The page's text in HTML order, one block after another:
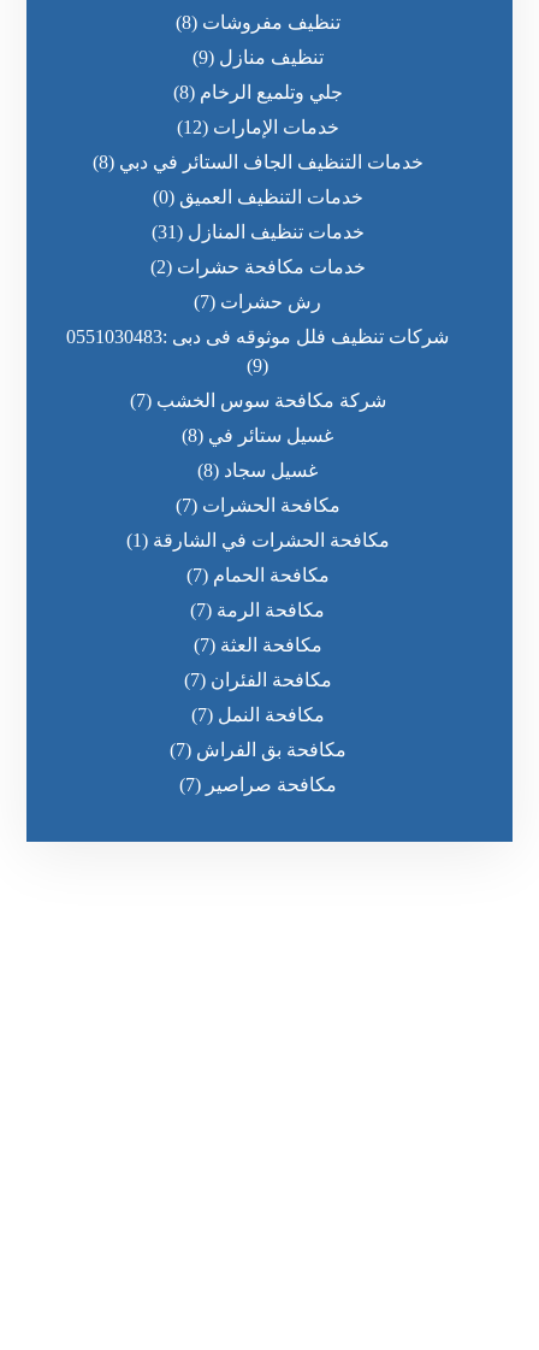
تنظيف مفروشات (8)
تنظيف منازل (9)
جلي وتلميع الرخام (8)
خدمات الإمارات (12)
خدمات التنظيف الجاف الستائر في دبي (8)
خدمات التنظيف العميق (0)
خدمات تنظيف المنازل (31)
خدمات مكافحة حشرات (2)
رش حشرات (7)
شركات تنظيف فلل موثوقه فى دبى :0551030483
(9)
شركة مكافحة سوس الخشب (7)
غسيل ستائر في (8)
غسيل سجاد (8)
مكافحة الحشرات (7)
مكافحة الحشرات في الشارقة (1)
مكافحة الحمام (7)
مكافحة الرمة (7)
مكافحة العثة (7)
مكافحة الفئران (7)
مكافحة النمل (7)
مكافحة بق الفراش (7)
مكافحة صراصير (7)